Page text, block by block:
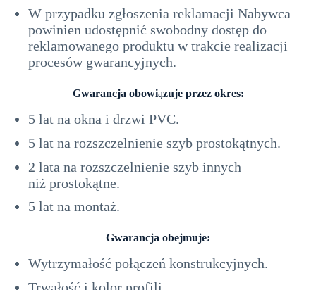
W przypadku zgłoszenia reklamacji Nabywca
powinien udostępnić swobodny dostęp do
reklamowanego produktu w trakcie realizacji
procesów gwarancyjnych.
Gwarancja obowiązuje przez okres:
5 lat na okna i drzwi PVC.
5 lat na rozszczelnienie szyb prostokątnych.
2 lata na rozszczelnienie szyb innych
niż prostokątne.
5 lat na montaż.
Gwarancja obejmuje:
Wytrzymałość połączeń konstrukcyjnych.